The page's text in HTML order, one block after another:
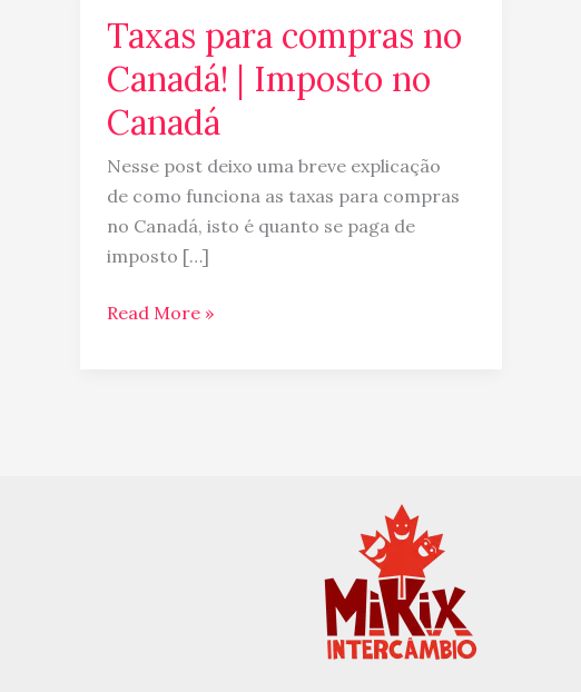
Taxas para compras no
Canadá! | Imposto no
Canadá
Nesse post deixo uma breve explicação
de como funciona as taxas para compras
no Canadá, isto é quanto se paga de
imposto […]
Taxas
compras
no
|
Imposto
no
Canadá
Read More »